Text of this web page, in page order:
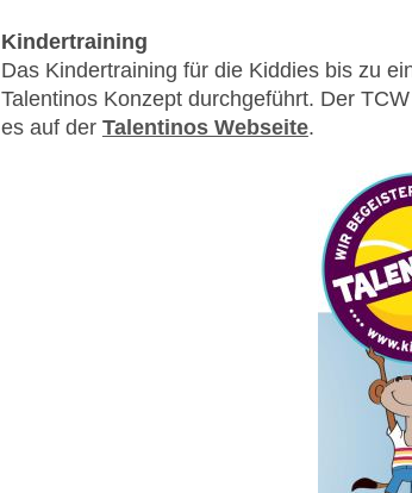
Kindertraining
Das Kindertraining für die Kiddies bis zu
Talentinos Konzept durchgeführt. Der
es auf der Talentinos Webseite.